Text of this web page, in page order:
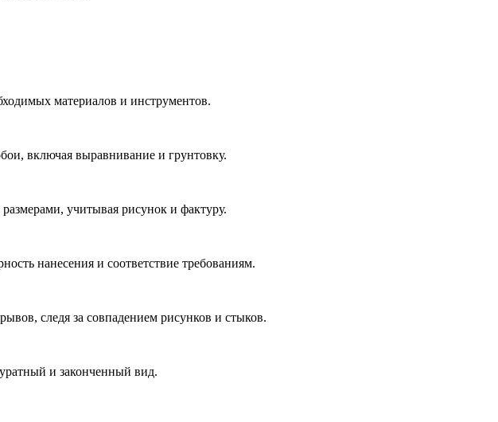
материалов и инструментов.
включая выравнивание и грунтовку.
учитывая рисунок и фактуру.
нанесения и соответствие требованиям.
следя за совпадением рисунков и стыков.
и законченный вид.